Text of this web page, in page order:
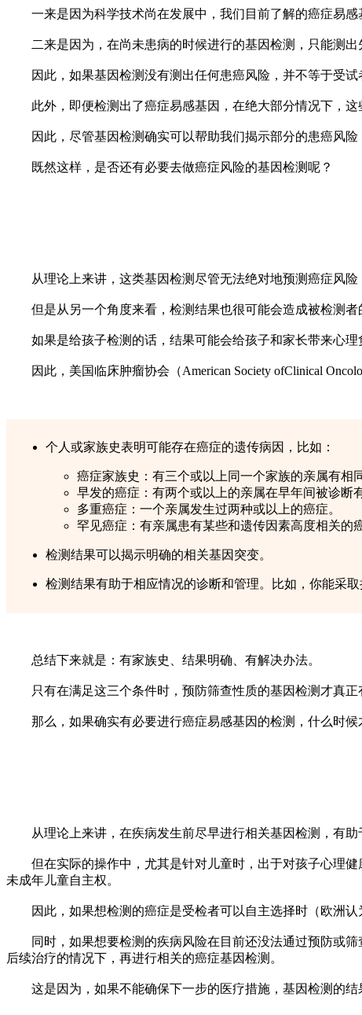
一来是因为科学技术尚在发展中，我们目前了解的癌症易感
二来是因为，在尚未患病的时候进行的基因检测，只能测出
因此，如果基因检测没有测出任何患癌风险，并不等于受试
此外，即便检测出了癌症易感基因，在绝大部分情况下，这
因此，尽管基因检测确实可以帮助我们揭示部分的患癌风险
既然这样，是否还有必要去做癌症风险的基因检测呢？
从理论上来讲，这类基因检测尽管无法绝对地预测癌症风险
但是从另一个角度来看，检测结果也很可能会造成被检测者
如果是给孩子检测的话，结果可能会给孩子和家长带来心理
因此，美国临床肿瘤协会（American Society ofClinical
个人或家族史表明可能存在癌症的遗传病因，比如：​
癌症家族史：有三个或以上同一个家族的亲属有相
早发的癌症：有两个或以上的亲属在早年间被诊断
多重癌症：一个亲属发生过两种或以上的癌症。
罕见癌症：有亲属患有某些和遗传因素高度相关的
检测结果可以揭示明确的相关基因突变。​
检测结果有助于相应情况的诊断和管理。比如，你能采
总结下来就是：有家族史、结果明确、有解决办法。
只有在满足这三个条件时，预防筛查性质的基因检测才真正
那么，如果确实有必要进行癌症易感基因的检测，什么时候
从理论上来讲，在疾病发生前尽早进行相关基因检测，有助
但在实际的操作中，尤其是针对儿童时，出于对孩子心理健
未成年儿童自主权。
因此，如果想检测的癌症是受检者可以自主选择时（欧洲认
同时，如果想要检测的疾病风险在目前还没法通过预防或筛
后续治疗的情况下，再进行相关的癌症基因检测。
这是因为，如果不能确保下一步的医疗措施，基因检测的结